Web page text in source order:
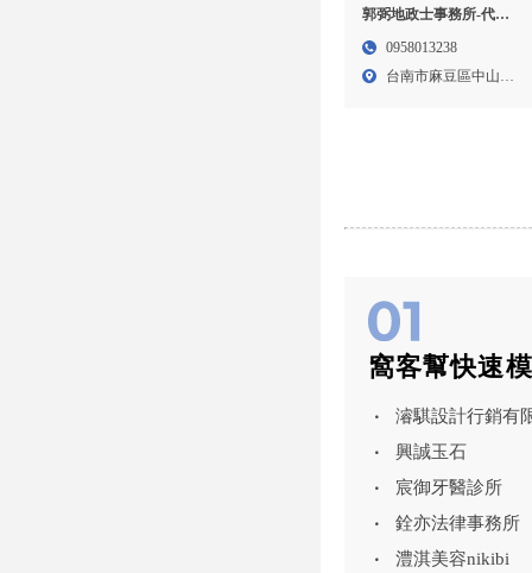
郭弼地政士事務所-代書
推薦,代書事務所,台南代
0958013238
台南市麻豆區中山路
窩客幫快速
濬騏設計行銷有
興誠玉石
宸御牙醫診所
銓亦法律事務所
澧淇美容nikibi